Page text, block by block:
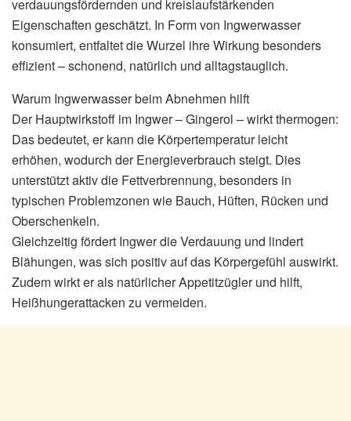
verdauungsfördernden und kreislaufstärkenden
Eigenschaften geschätzt. In Form von Ingwerwasser
konsumiert, entfaltet die Wurzel ihre Wirkung besonders
effizient – schonend, natürlich und alltagstauglich.
Warum Ingwerwasser beim Abnehmen hilft
Der Hauptwirkstoff im Ingwer – Gingerol – wirkt thermogen:
Das bedeutet, er kann die Körpertemperatur leicht
erhöhen, wodurch der Energieverbrauch steigt. Dies
unterstützt aktiv die Fettverbrennung, besonders in
typischen Problemzonen wie Bauch, Hüften, Rücken und
Oberschenkeln.
Gleichzeitig fördert Ingwer die Verdauung und lindert
Blähungen, was sich positiv auf das Körpergefühl auswirkt.
Zudem wirkt er als natürlicher Appetitzügler und hilft,
Heißhungerattacken zu vermeiden.